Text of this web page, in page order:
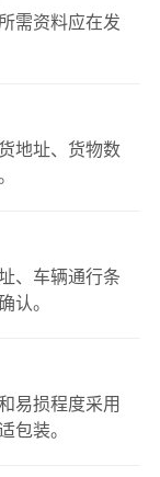
需资料应在发
地址、货物数
、车辆通行条
认。
易损程度采用
包装。